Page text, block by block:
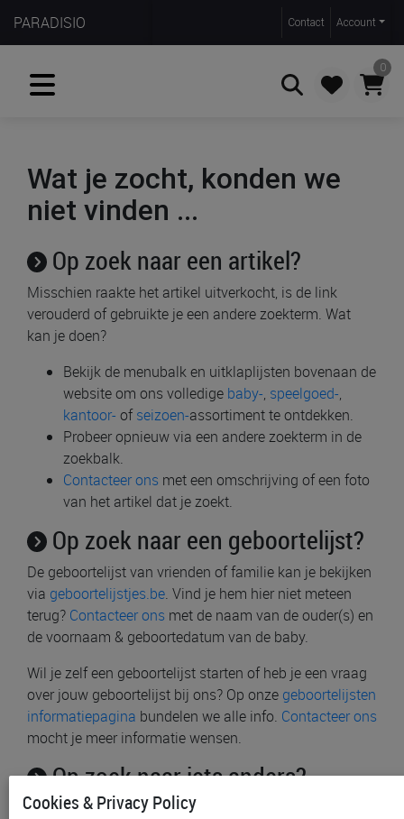
PARADISIO Contact Account
0
Wat je zocht, konden we
niet vinden ...
Op zoek naar een artikel?
Misschien raakte het artikel uitverkocht, is de link
verouderd of gebruikte je een andere zoekterm. Wat
kan je doen?
Bekijk de menubalk en uitklaplijsten bovenaan de
website om ons volledige baby-, speelgoed-,
kantoor- ofseizoen-assortiment te ontdekken.
Probeer opnieuw via een andere zoekterm in de
zoekbalk.
Contacteer ons met een omschrijving of een foto
van het artikel dat je zoekt.
Op zoek naar een geboortelijst?
De geboortelijst van vrienden of familie kan je bekijken
via geboortelijstjes.be. Vind je hem hier niet meteen
terug? Contacteer ons met de naam van de ouder(s) en
de voornaam & geboortedatum van de baby.
Wil je zelf een geboortelijst starten of heb je een vraag
over jouw geboortelijst bij ons? Op onze geboortelijsten
informatiepagina bundelen we alle info. Contacteer ons
mocht je meer informatie wensen.
Op zoek naar iets anders?
We helpen je graag verder. Neem contact met ons op
Cookies & Privacy Policy